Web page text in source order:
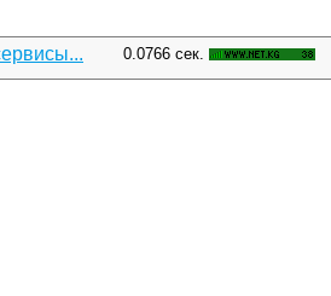
0.0766 сек.